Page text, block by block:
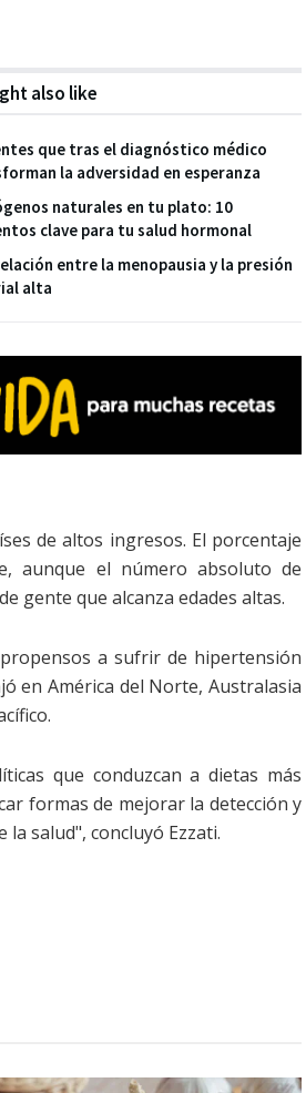
also like
que tras el diagnóstico médico
la adversidad en esperanza
naturales en tu plato: 10
clave para tu salud hormonal
entre la menopausia y la presión
alta
de altos ingresos. El porcentaje
aunque el número absoluto de
gente que alcanza edades altas.
a sufrir de hipertensión
en América del Norte, Australasia
que conduzcan a dietas más
formas de mejorar la detección y
salud", concluyó Ezzati.